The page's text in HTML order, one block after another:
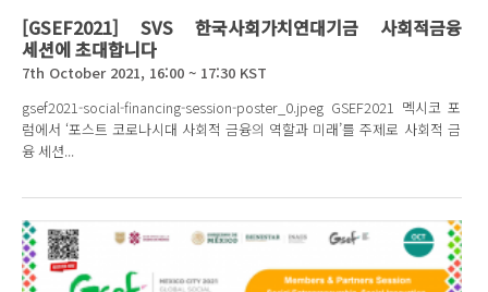
[GSEF2021] SVS 한국사회가치연대기금 사회적금융
세션에 초대합니다
7th October 2021, 16:00 ~ 17:30 KST
gsef2021-social-financing-session-poster_0.jpeg GSEF2021 멕시코 포
럼에서 ‘포스트 코로나시대 사회적 금융의 역할과 미래’를 주제로 사회적 금
융 세션...